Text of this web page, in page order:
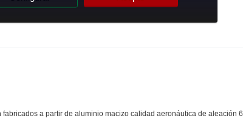
a partir de aluminio macizo calidad aeronáutica de aleación